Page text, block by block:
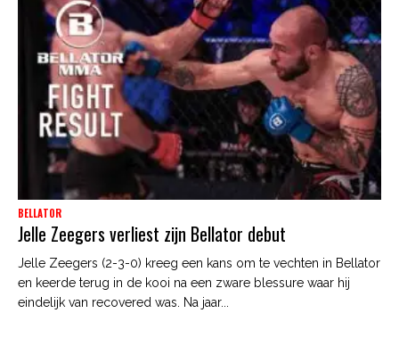
BELLATOR
Jelle Zeegers verliest zijn Bellator debut
Jelle Zeegers (2-3-0) kreeg een kans om te vechten in Bellator
en keerde terug in de kooi na een zware blessure waar hij
eindelijk van recovered was. Na jaar...